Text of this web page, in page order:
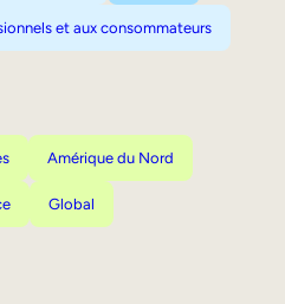
et aux consommateurs
Amérique du Nord
Global